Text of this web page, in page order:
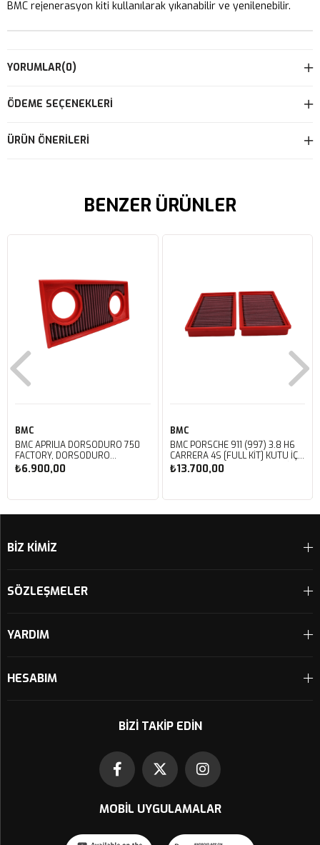
BMC rejenerasyon kiti kullanılarak yıkanabilir ve yenilenebilir.
YORUMLAR(0)
ÖDEME SEÇENEKLERI
ÜRÜN ÖNERILERI
BENZER ÜRÜNLER
BMC
BMC APRILIA DORSODURO 750
FACTORY, DORSODURO
900, SHIVER 750 GT, SHIVER
750 KUTU İÇİ PERFORMANS
₺6.900,00
BMC
BMC PORSCHE 911 (997) 3.8 H6
CARRERA 4S [FULL KIT] KUTU İÇİ
PERFORMANS HAVA FİLTRESİ
FB468/20
₺13.700,00
BİZ KİMİZ
SÖZLEŞMELER
YARDIM
HESABIM
BIZI TAKIP EDIN
MOBIL UYGULAMALAR